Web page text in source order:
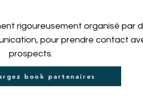
rigoureusement organisé par
pour prendre contact
prospects.
book partenaires